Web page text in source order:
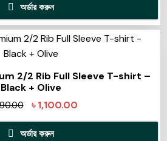
অর্ডার করুন
2/2 Rib Full Sleeve T-shirt –
Black + Olive
৳1,100.00
অর্ডার করুন